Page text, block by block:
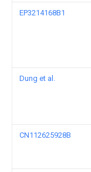
EP3214168B1
Dung et al.
CN112625928B